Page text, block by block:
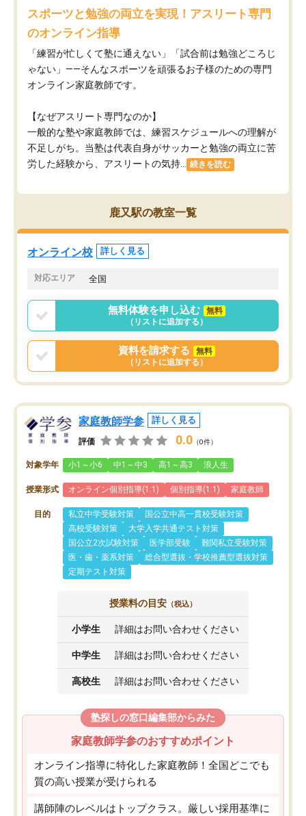
スポーツと勉強の両立を実現！アスリート専門
のオンライン指導
「練習が忙しくて塾に通えない」「試合前は勉強どころじ
ゃない」——そんなスポーツを頑張るお子様のための専門
オンライン家庭教師です。
【なぜアスリート専門なのか】
一般的な塾や家庭教師では、練習スケジュールへの理解が
不足しがち。当塾は代表自身がサッカーと勉強の両立に苦
労した経験から、アスリートの気持...
続きを読む
鹿又駅の教室一覧
オンライン校 詳しく見る
対応エリア 全国
無料体験を申し込む
無料
（リストに追加する）
資料を請求する
無料
（リストに追加する）
家庭教師学参 詳しく見る
評価 0.0 （0件）
対象学年 小1～小6 中1～中3 高1～高3 浪人生
授業形式 オンライン個別指導(1:1) 個別指導(1:1) 家庭教師
目的 私立中学受験対策
国公立中高一貫校受験対策
高校受験対策
大学入学共通テスト対策
国公立2次試験対策
医学部受験
難関私立受験対策
医・歯・薬系対策
総合型選抜・学校推薦型選抜対策
定期テスト対策
授業料の目安 （税込）
小学生 詳細はお問い合わせください
中学生 詳細はお問い合わせください
高校生 詳細はお問い合わせください
塾探しの窓口編集部からみた
家庭教師学参のおすすめポイント
オンライン指導に特化した家庭教師！全国どこでも
質の高い授業が受けられる
講師陣のレベルはトップクラス。厳しい採用基準に